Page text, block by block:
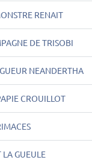
RENAIT
DE TRISOBI
NEANDERTHA
CROUILLOT
GUEULE